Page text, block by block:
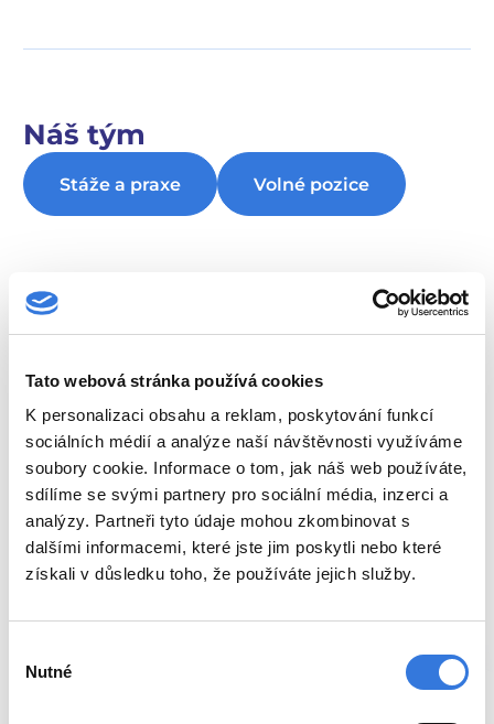
Tato webová stránka používá cookies
K personalizaci obsahu a reklam, poskytování funkcí
sociálních médií a analýze naší návštěvnosti využíváme
soubory cookie. Informace o tom, jak náš web používáte,
sdílíme se svými partnery pro sociální média, inzerci a
analýzy. Partneři tyto údaje mohou zkombinovat s
dalšími informacemi, které jste jim poskytli nebo které
získali v důsledku toho, že používáte jejich služby.
souhlasu
Nutné
Náš tým
Stáže a praxe Volné pozice
MUDr. Marie Mrvová
marie.mrvova@hospital-bn.cz
Ivana Čermáková
vedoucí fyzioterapeutka
ivana.cermakova@hospital-bn.cz